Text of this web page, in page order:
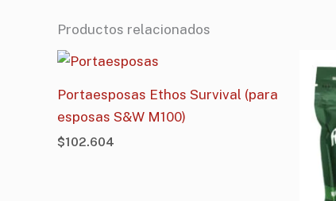
Productos relacionados
Portaesposas Ethos Survival (para
esposas S&W M100)
$102.604